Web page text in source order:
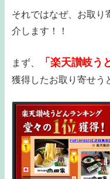
それではなぜ、お取り
介します！！
まず、 「楽天讃岐う
獲得したお取り寄せう